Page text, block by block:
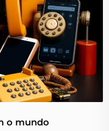
o mundo